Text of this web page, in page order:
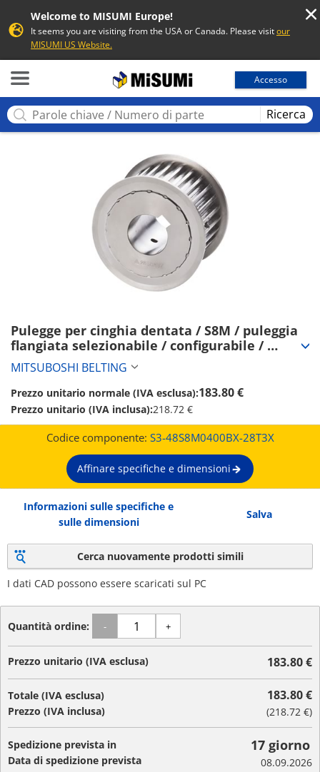
Welcome to MISUMI Europe!
It seems you are visiting from the USA or Canada. Please visitour
MISUMI US Website.
Accesso
Ricerca
Pulegge per cinghia dentata / S8M / puleggia
flangiata selezionabile / configurabile /
acciaio / brunito, nichelatura chimica /
S8M0400 (S3-48S8M0400BX-28T3X)
MITSUBOSHI BELTING
Prezzo unitario normale (IVA esclusa):183.80 €
Prezzo unitario (IVA inclusa):218.72 €
Codice componente: S3-48S8M0400BX-28T3X
Affinare specifiche e dimensioni
Informazioni sulle specifiche e
sulle dimensioni
Salva
Cerca nuovamente prodotti simili
I dati CAD possono essere scaricati sul PC
Quantità ordine: - +
Prezzo unitario (IVA esclusa) 183.80 €
Totale (IVA esclusa)
Prezzo (IVA inclusa)
183.80 €
(218.72 €)
Spedizione prevista in
Data di spedizione prevista
17 giorno
08.09.2026